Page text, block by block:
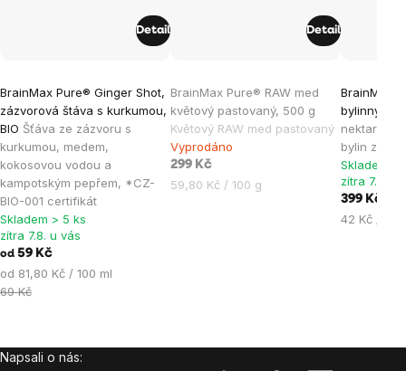
BrainMax Pure® Ginger Shot,
zázvorová štáva s kurkumou,
BIO Šťáva ze zázvoru s
kurkumou, medem,
kokosovou vodou a
kampotským pepřem, *CZ-
BIO-001 certifikát
hodnocení
produktu
je
5,0
z
5
hvězdiček.
Skladem > 5 ks
zítra 7.8. u vás
od 59 Kč
Měrná
cena:
od 81,80 Kč / 100 ml
69 Kč
Detail
BrainMax Pure® RAW med
květový pastovaný, 500 g
Květový RAW med pastovaný
Vyprodáno
299 Kč
Měrná
59,80 Kč / 100 g
Detail
BrainMax
bylinný,
nektaru
bylin z
produktu
je
5,0
z
Skladem >
zítra 7.8. u
399 Kč
Měrná
42 Kč /
Zápatí
Napsali o nás: